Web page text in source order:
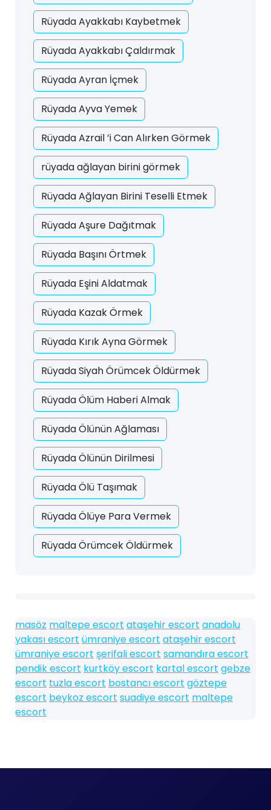
Rüyada Ayakkabı Kaybetmek
Rüyada Ayakkabı Çaldırmak
Rüyada Ayran İçmek
Rüyada Ayva Yemek
Rüyada Azrail ’i Can Alırken Görmek
rüyada ağlayan birini görmek
Rüyada Ağlayan Birini Teselli Etmek
Rüyada Aşure Dağıtmak
Rüyada Başını Örtmek
Rüyada Eşini Aldatmak
Rüyada Kazak Örmek
Rüyada Kırık Ayna Görmek
Rüyada Siyah Örümcek Öldürmek
Rüyada Ölüm Haberi Almak
Rüyada Ölünün Ağlaması
Rüyada Ölünün Dirilmesi
Rüyada Ölü Taşımak
Rüyada Ölüye Para Vermek
Rüyada Örümcek Öldürmek
masöz maltepe escort ataşehir escort anadolu
yakası escort ümraniye escort ataşehir escort
ümraniye escort şerifali escort samandıra escort
pendik escort kurtköy escort kartal escort gebze
escort tuzla escort bostancı escort göztepe
escort beykoz escort suadiye escort maltepe
escort